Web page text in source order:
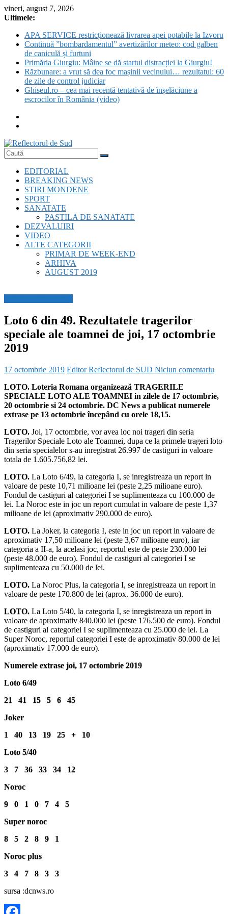
Skip
to
vineri, august 7, 2026
Ultimele:
APA SERVICE restricționează livrarea apei potabile la Izvoru
Continuă ”bombardamentul” avertizărilor meteo: cod galben
de caniculă și furtuni
Primăria Giurgiu: Mâine se dă startul distracției la Giurgiu!
Răzbunare: a vrut să dea foc mașinii vecinului… rezultatul: 60
de zile de control judiciar
Ghiseul.ro – cea mai recentă tentativă de înșelăciune a
escrocilor în România (video)
Reflectorul
Sud
EDITORIAL
BREAKING NEWS
STIRI MONDENE
SPORT
SANATATE
PASTILA DE SANATATE
DEZVALUIRI
VIDEO
ALTE CATEGORII
PRIMAR DE WEEK-END
ARHIVA
AUGUST 2019
Loto 6 din 49. Rezultatele tragerilor
speciale ale toamnei de joi, 17 octombrie
2019
17 octombrie 2019 Editor Reflectorul de SUD Niciun comentariu
LOTO. Loteria Romana organizează TRAGERILE
SPECIALE LOTO ALE TOAMNEI in zilele de 17 octombrie,
20 octombrie si 24 octombrie. DC News a publicat numerele
extrase pe 13 octombrie începând cu orele 18,15.
LOTO. Joi, 17 octombrie, vor avea loc noi trageri din seria
Tragerilor Speciale Loto ale Toamnei, dupa ce la primele trageri loto
din seria specialelor s-au inregistrat 26.997 de castiguri in valoare
totala de 1.605.756,82 lei.
LOTO. La Loto 6/49, la categoria I, se inregistreaza un report in
valoare de peste 10,71 milioane lei (peste 2,25 milioane euro).
Fondul de castiguri al categoriei I se suplimenteaza cu 100.000 de
lei. La Noroc este in joc un report cumulat in valoare de peste 1,37
milioane de lei (aproximativ 290.000 de euro).
LOTO. La Joker, la categoria I, este in joc un report in valoare de
aproximativ 17,50 milioane lei (peste 3,67 milioane euro), iar
categoria a II-a, la acelasi joc, reportul este de peste 230.000 lei
(peste 48.000 de euro). Fondul de castiguri al categoriei I se
suplimenteaza cu 50.000 de lei.
LOTO. La Noroc Plus, la categoria I, se inregistreaza un report in
valoare de peste 170.800 de lei (aprox. 36.000 de euro).
LOTO. La Loto 5/40, la categoria I, se inregistreaza un report in
valoare de aproximativ 840.000 lei (peste 176.500 de euro). Fondul
de castiguri al categoriei I se suplimenteaza cu 25.000 de lei. La
Super Noroc, reportul categoriei I este de aproximativ 80.000 de lei
(aproximativ 17.000 de euro).
Numerele extrase joi, 17 octombrie 2019
Loto 6/49
21 41 15 5 6 45
Joker
1 40 13 19 25 + 10
Loto 5/40
3 7 36 33 34 12
Noroc
9 0 1 0 7 4 5
Super noroc
8 5 2 8 9 1
Noroc plus
3 4 7 8 3 3
sursa :dcnws.ro